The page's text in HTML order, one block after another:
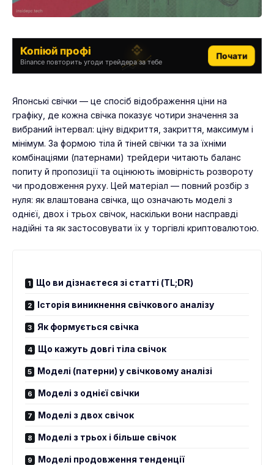
Копіюй профі
Binance повторить угоди трейдера за тебе
Почати
Японські свічки — це спосіб відображення ціни на
графіку, де кожна свічка показує чотири значення за
вибраний інтервал: ціну відкриття, закриття, максимум і
мінімум. За формою тіла й тіней свічки та за їхніми
комбінаціями (патернами) трейдери читають баланс
попиту й пропозиції та оцінюють імовірність розвороту
чи продовження руху. Цей матеріал — повний розбір з
нуля: як влаштована свічка, що означають моделі з
однієї, двох і трьох свічок, наскільки вони насправді
надійні та як застосовувати їх у торгівлі криптовалютою.
Що ви дізнаєтеся зі статті (TL;DR)
Історія виникнення свічкового аналізу
Як формується свічка
Що кажуть довгі тіла свічок
Моделі (патерни) у свічковому аналізі
Моделі з однієї свічки
Моделі з двох свічок
Моделі з трьох і більше свічок
Моделі продовження тенденції